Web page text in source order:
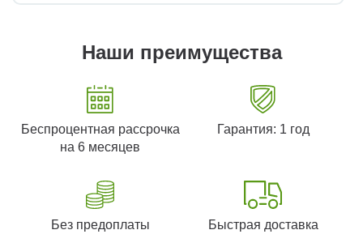
Наши преимущества
Беспроцентная рассрочка
на 6 месяцев
Гарантия: 1 год
Без предоплаты Быстрая доставка